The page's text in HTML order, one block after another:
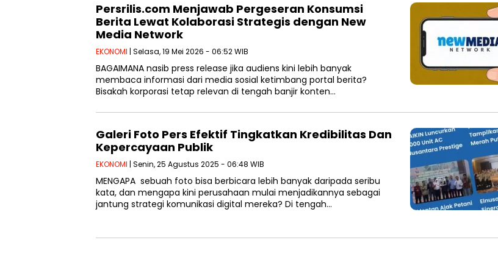
Persrilis.com Menjawab Pergeseran Konsumsi
Berita Lewat Kolaborasi Strategis dengan New
Media Network
EKONOMI | Selasa, 19 Mei 2026 - 06:52 WIB
BAGAIMANA nasib press release jika audiens kini lebih banyak
membaca informasi dari media sosial ketimbang portal berita?
Bisakah korporasi tetap relevan di tengah banjir konten…
Galeri Foto Pers Efektif Tingkatkan Kredibilitas Dan
Kepercayaan Publik
EKONOMI | Senin, 25 Agustus 2025 - 06:48 WIB
MENGAPA sebuah foto bisa berbicara lebih banyak daripada seribu
kata, dan mengapa kini perusahaan mulai menjadikannya sebagai
jantung strategi komunikasi digital mereka? Di tengah…